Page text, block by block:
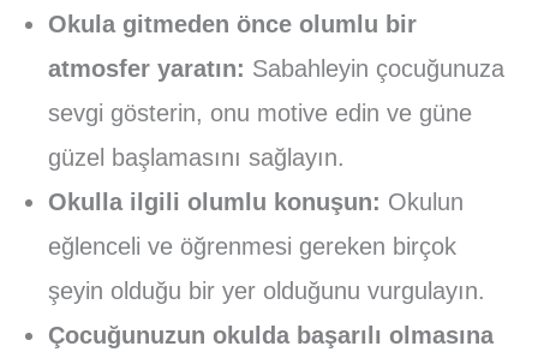
Okula gitmeden önce olumlu bir
atmosfer yaratın: Sabahleyin çocuğunuza
sevgi gösterin, onu motive edin ve güne
güzel başlamasını sağlayın.
Okulla ilgili olumlu konuşun: Okulun
eğlenceli ve öğrenmesi gereken birçok
şeyin olduğu bir yer olduğunu vurgulayın.
Çocuğunuzun okulda başarılı olmasına